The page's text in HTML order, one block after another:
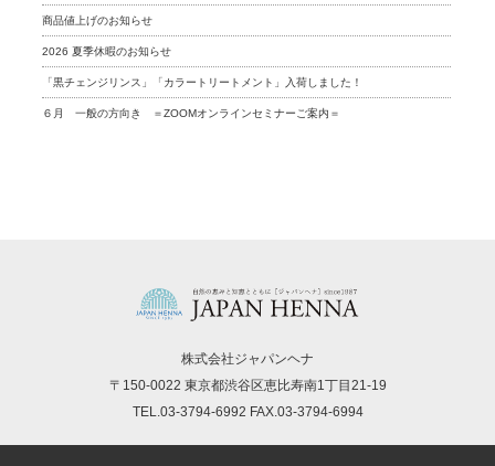
商品値上げのお知らせ
2026 夏季休暇のお知らせ
「黒チェンジリンス」「カラートリートメント」入荷しました！
６月 一般の方向き ＝ZOOMオンラインセミナーご案内＝
株式会社ジャパンヘナ
〒150-0022 東京都渋谷区恵比寿南1丁目21-19
TEL.03-3794-6992 FAX.03-3794-6994